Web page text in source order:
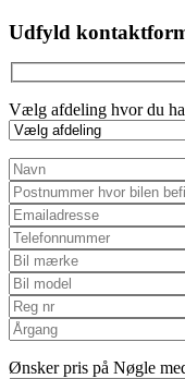
empty.
Udfyld
Vælg afdeling hvor du
Ønsker pris på Nøgle